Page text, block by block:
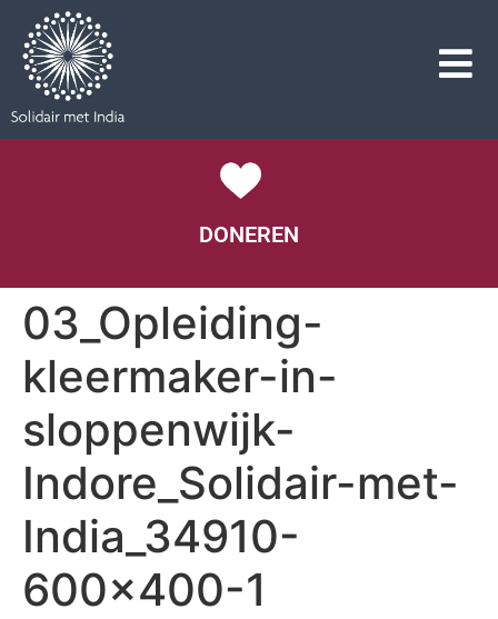
DONEREN
03_Opleiding-
kleermaker-in-
sloppenwijk-
Indore_Solidair-met-
India_34910-
600×400-1